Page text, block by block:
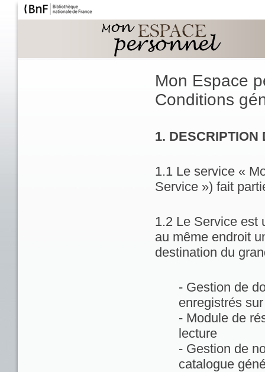
Mon Espace
Conditions
1. DESCRIPTION
1.1 Le service «
Service ») fait
1.2 Le Service est
au même endroit
destination du
- Gestion de
enregistrés
- Module de
lecture
- Gestion de
catalogue